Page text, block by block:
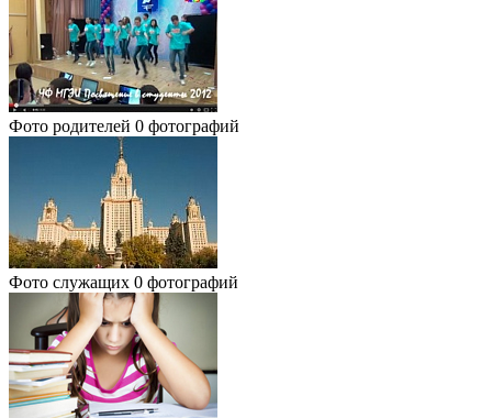
Фото родителей 0 фотографий
Фото служащих 0 фотографий